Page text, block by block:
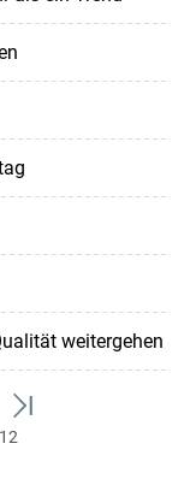
weitergehen
zum